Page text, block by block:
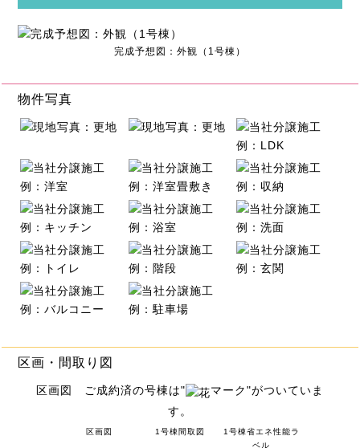
完成予想図：外観（1号棟）
区画・間取り図
区画図 ご成約済の号棟は"
マーク"がついていま
す。
区画図 1号棟間取図
1号棟省エネ性能ラ
ベル
物件写真